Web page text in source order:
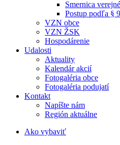
Smernica
Postup podľa §
VZN obce
VZN ŽSK
Hospodárenie
Udalosti
Aktuality
Kalendár akcií
Fotogaléria obce
Fotogaléria podujatí
Kontakt
Napíšte nám
Región aktuálne
Ako vybaviť